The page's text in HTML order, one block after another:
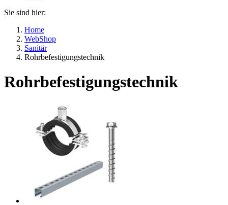
Sie sind hier:
Home
WebShop
Sanitär
Rohrbefestigungstechnik
Rohrbefestigungstechnik